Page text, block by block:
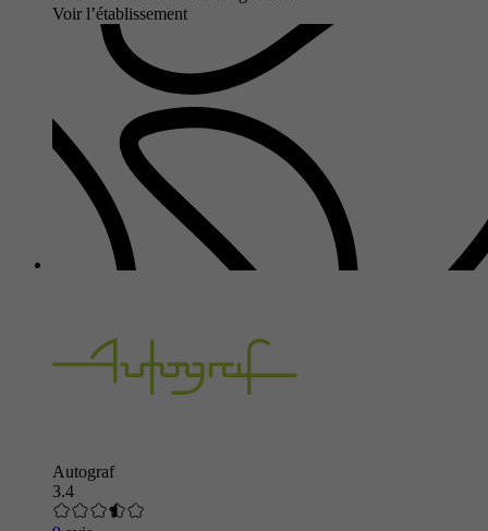
Voir l’établissement
Autograf
3.4